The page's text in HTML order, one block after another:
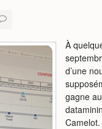
À
d’une
gagne
Camelot.